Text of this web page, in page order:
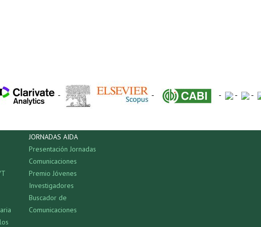
- - - - -
JORNADAS AIDA
Presentación Jornadas
Comunicaciones
Premio Jóvenes
Investigadores
Buscador de
Comunicaciones